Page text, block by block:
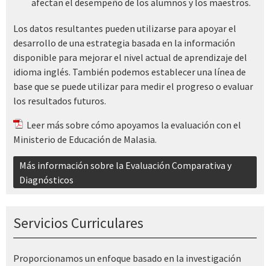
Los datos resultantes pueden utilizarse para apoyar el
desarrollo de una estrategia basada en la información
disponible para mejorar el nivel actual de aprendizaje del
idioma inglés. También podemos establecer una línea de
base que se puede utilizar para medir el progreso o evaluar
los resultados futuros.
Leer más sobre cómo apoyamos la evaluación con el
Ministerio de Educación de Malasia.
Más información sobre la Evaluación Comparativa y
Diagnósticos
Servicios Curriculares
Proporcionamos un enfoque basado en la investigación